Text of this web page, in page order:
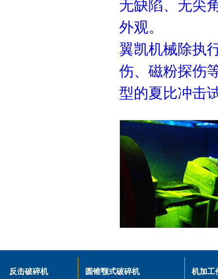
无缺陷、无尖
外观。
翼凯机械除执
伤、磁粉探伤
型的夏比冲击
反击破碎机 圆锥颚式破碎机
机加工